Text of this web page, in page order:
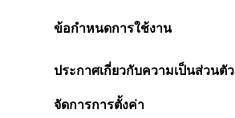
ข้อกำหนดการใช้งาน
ประกาศเกี่ยวกับความเป็นส่วนตัว
จัดการการตั้งค่า